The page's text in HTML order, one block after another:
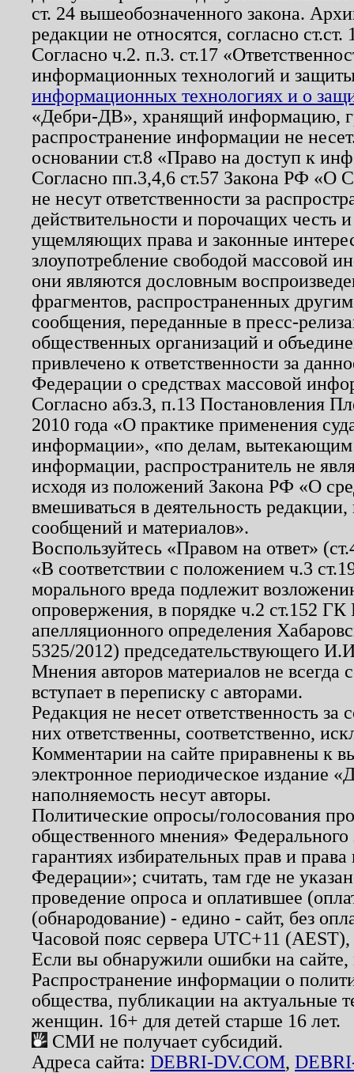
ст. 24 вышеобозначенного закона.
редакции не относятся, согласно
Согласно ч.2. п.3. ст.17
информационных технологий и
информационных технологиях и о
«Дебри-ДВ», хранящий информацию,
распространение информации не
основании ст.8 «Право на доступ к
Согласно пп.3,4,6 ст.57 Закона РФ «О
не несут ответственности за
действительности и порочащих честь
ущемляющих права и законные
злоупотребление свободой массовой
они являются дословным
фрагментов, распространенных
сообщения, переданные в пресс-
общественных организаций и
привлечено к ответственности за
Федерации о средствах массовой
Согласно абз.3, п.13 Постановления
2010 года «О практике применения
информации», «по делам, вытекающим
информации, распространитель не
исходя из положений Закона РФ «О
вмешиваться в деятельность
сообщений и материалов».
Воспользуйтесь «Правом на ответ»
«В соответствии с положением ч.3
морального вреда подлежит
опровержения, в порядке ч.2 ст.152
апелляционного определения
5325/2012) председательствующего
Мнения авторов материалов не
вступает в переписку с авторами.
Редакция не несет ответственность
них ответственны, соответственно,
Комментарии на сайте приравнены к
электронное периодическое издание
наполняемость несут авторы.
Политические опросы/голосования
общественного мнения»
гарантиях избирательных прав и
Федерации»; считать, там где не
проведение опроса и оплатившее
(обнародование) - едино - сайт, без
Часовой пояс сервера UTC+11
Если вы обнаружили ошибки на
Распространение информации о
общества, публикации на актуальные
женщин. 16+ для детей старше 16 лет.
СМИ не получает субсидий.
Адреса сайта: DEBRI-DV.COM,